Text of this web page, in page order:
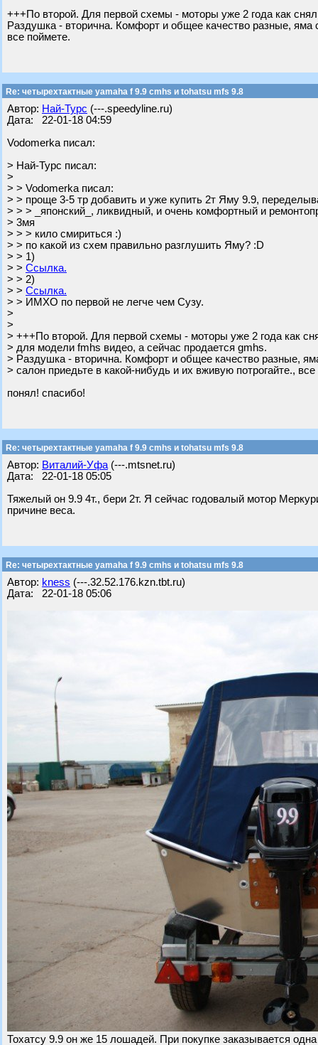
+++По второй. Для первой схемы - моторы уже 2 года как
Раздушка - вторична. Комфорт и общее качество разные,
все поймете.
Re: четырехтактные yamaha f 9.9 cmhs и tohatsu mfs 9.8
Автор: Най-Турс (---.speedyline.ru)
Дата: 22-01-18 04:59
Vodomerka писал:
> Най-Турс писал:
>
> > Vodomerka писал:
> > проще 3-5 тр добавить и уже купить 2т Яму 9.9,
> > > _японский_, ликвидный, и очень комфортный и
> 3мя
> > > кило смириться :)
> > по какой из схем правильно разглушить Яму? :D
> > 1)
> > Ссылка.
> > 2)
> > Ссылка.
> > ИМХО по первой не легче чем Сузу.
>
>
> +++По второй. Для первой схемы - моторы уже 2 года как
> для модели fmhs видео, а сейчас продается gmhs.
> Раздушка - вторична. Комфорт и общее качество разные,
> салон приедьте в какой-нибудь и их вживую потрогайте.,
понял! спасибо!
Re: четырехтактные yamaha f 9.9 cmhs и tohatsu mfs 9.8
Автор: Виталий-Уфа (---.mtsnet.ru)
Дата: 22-01-18 05:05
Тяжелый он 9.9 4т., бери 2т. Я сейчас годовалый мотор
причине веса.
Re: четырехтактные yamaha f 9.9 cmhs и tohatsu mfs 9.8
Автор: kness (---.32.52.176.kzn.tbt.ru)
Дата: 22-01-18 05:06
Тохатсу 9.9 он же 15 лошадей. При покупке заказывается